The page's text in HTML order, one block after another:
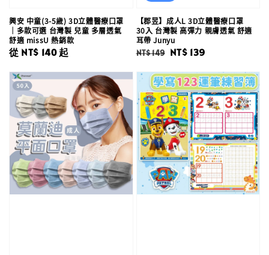
興安 中童(3-5歲) 3D立體醫療口罩
｜多款可選 台灣製 兒童 多層透氣
舒適 missU 熱銷款
Regular
從 NT$ 140起
【郡昱】成人L 3D立體醫療口罩
30入 台灣製 高彈力 親膚透氣 舒適
耳帶 Junyu
Regular
NT$ 149 Sale
NT$ 139